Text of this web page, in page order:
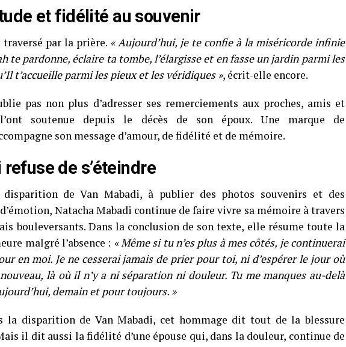
et fidélité au souvenir
traversé par la prière. « Aujourd’hui, je te confie à la miséricorde infinie
te pardonne, éclaire ta tombe, l’élargisse et en fasse un jardin parmi les
t’accueille parmi les pieux et les véridiques », écrit-elle encore.
pas non plus d’adresser ses remerciements aux proches, amis et
l’ont soutenue depuis le décès de son époux. Une marque de
son message d’amour, de fidélité et de mémoire.
de s’éteindre
de Van Mabadi, à publier des photos souvenirs et des
Natacha Mabadi continue de faire vivre sa mémoire à travers
bouleversants. Dans la conclusion de son texte, elle résume toute la
malgré l’absence : « Même si tu n’es plus à mes côtés, je continuerai
en moi. Je ne cesserai jamais de prier pour toi, ni d’espérer le jour où
là où il n’y a ni séparation ni douleur. Tu me manques au-delà
demain et pour toujours. »
la disparition de Van Mabadi, cet hommage dit tout de la blessure
il dit aussi la fidélité d’une épouse qui, dans la douleur, continue de